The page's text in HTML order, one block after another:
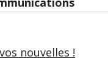
nouvelles !